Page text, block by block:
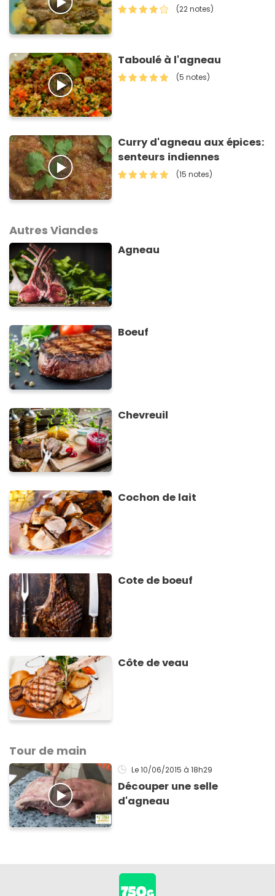
(22 notes)
Taboulé à l'agneau
(5 notes)
Curry d'agneau aux épices:
senteurs indiennes
(15 notes)
Autres Viandes
Agneau
Boeuf
Chevreuil
Cochon de lait
Cote de boeuf
Côte de veau
Tour de main
Le 10/06/2015 à 18h29
Découper une selle
d'agneau